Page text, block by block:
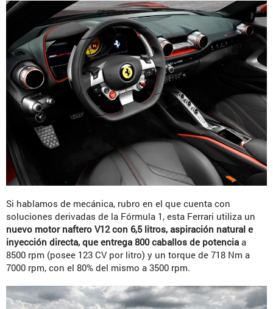
Si hablamos de mecánica, rubro en el que cuenta con
soluciones derivadas de la Fórmula 1, esta Ferrari utiliza un
nuevo motor naftero V12 con 6,5 litros, aspiración natural e
inyección directa, que entrega 800 caballos de potencia a
8500 rpm (posee 123 CV por litro) y un torque de 718 Nm a
7000 rpm, con el 80% del mismo a 3500 rpm.